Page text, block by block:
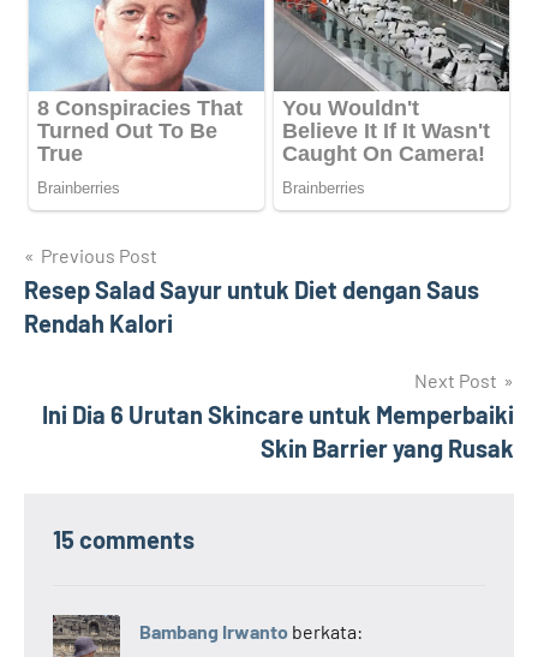
Navigasi
pos
Previous Post
Resep Salad Sayur untuk Diet dengan Saus
Rendah Kalori
Next Post
Ini Dia 6 Urutan Skincare untuk Memperbaiki
Skin Barrier yang Rusak
15 comments
Bambang Irwanto berkata: